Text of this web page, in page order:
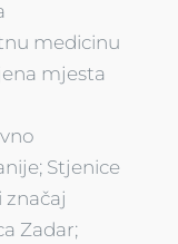
medicinu
mjesta
Stjenice
značaj
Zadar;